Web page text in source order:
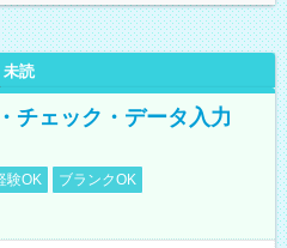
未読
チェック・データ入力
験OK
ブランクOK